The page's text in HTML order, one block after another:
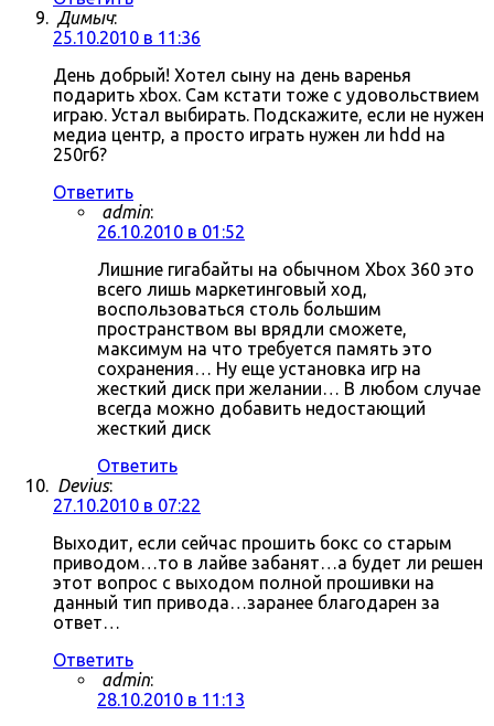
Димыч:
25.10.2010 в 11:36
День добрый! Хотел сыну на день варенья
подарить xbox. Сам кстати тоже с удовольствием
играю. Устал выбирать. Подскажите, если не нужен
медиа центр, а просто играть нужен ли hdd на
250гб?
Ответить
admin:
26.10.2010 в 01:52
Лишние гигабайты на обычном Xbox 360 это
всего лишь маркетинговый ход,
воспользоваться столь большим
пространством вы врядли сможете,
максимум на что требуется память это
сохранения… Ну еще установка игр на
жесткий диск при желании… В любом случае
всегда можно добавить недостающий
жесткий диск
Ответить
Devius:
27.10.2010 в 07:22
Выходит, если сейчас прошить бокс со старым
приводом…то в лайве забанят…а будет ли решен
этот вопрос с выходом полной прошивки на
данный тип привода…заранее благодарен за
ответ…
Ответить
admin:
28.10.2010 в 11:13